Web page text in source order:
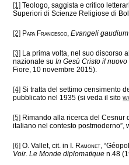
[1] Teologo, saggista e critico
Superiori di Scienze Religiose di
[2] Papa Francesco ,Evangeli gaudium
[3] La prima volta, nel suo discorso
nazionale suIn Gesù Cristo il
Fiore, 10 novembre 2015).
[4] Si tratta del settimo censimento
pubblicato nel 1935 (si veda il sito
[5] Rimando alla ricerca del Cesnur
italiano nel contesto postmoderno”,
[6] O. Vallet, cit. in I. Ramonet ,
Voir.Le Monde diplomatique n.48